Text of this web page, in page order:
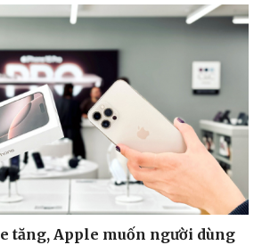
Công nghệ
Sành điệu
Tin Công nghệ
Trải nghiệm
Chuyển đổi số
tăng, Apple muốn người dùng